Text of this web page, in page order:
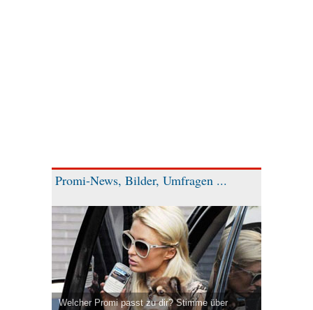
Promi-News, Bilder, Umfragen ...
Welcher Promi passt zu dir? Stimme über